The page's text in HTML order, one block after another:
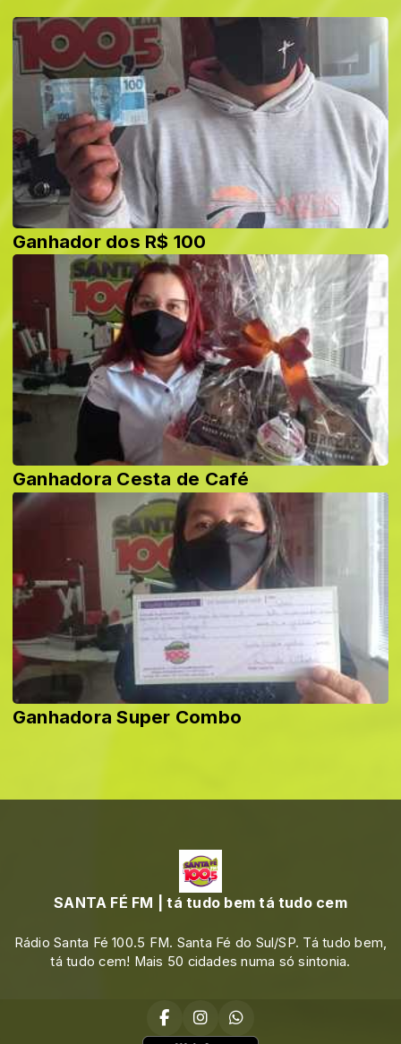
Ganhador dos R$ 100
Ganhadora Cesta de Café
Ganhadora Super Combo
SANTA FÉ FM | tá tudo bem tá tudo cem
Rádio Santa Fé 100.5 FM. Santa Fé do Sul/SP. Tá tudo bem,
tá tudo cem! Mais 50 cidades numa só sintonia.